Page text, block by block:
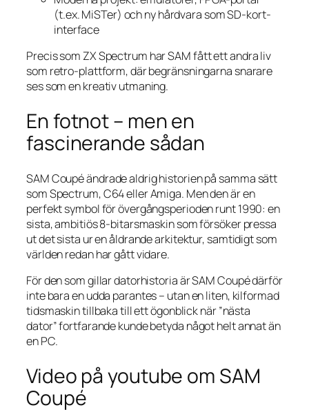
(t.ex. MiSTer) och ny hårdvara som SD-kort-
interface
Precis som ZX Spectrum har SAM fått ett andra liv
som retro-plattform, där begränsningarna snarare
ses som en kreativ utmaning.
En fotnot – men en
fascinerande sådan
SAM Coupé ändrade aldrig historien på samma sätt
som Spectrum, C64 eller Amiga. Men den är en
perfekt symbol för övergångsperioden runt 1990: en
sista, ambitiös 8-bitarsmaskin som försöker pressa
ut det sista ur en åldrande arkitektur, samtidigt som
världen redan har gått vidare.
För den som gillar datorhistoria är SAM Coupé därför
inte bara en udda parantes – utan en liten, kilformad
tidsmaskin tillbaka till ett ögonblick när ”nästa
dator” fortfarande kunde betyda något helt annat än
en PC.
Video på youtube om SAM
Coupé